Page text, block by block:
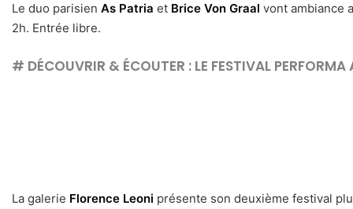
Le duo parisien As Patria et Brice Von Graal vont ambiance
2h. Entrée libre.
# DÉCOUVRIR & ÉCOUTER : LE FESTIVAL PERFORMA
La galerie Florence Leoni présente son deuxième festival